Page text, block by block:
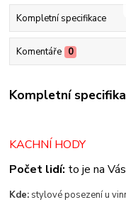
Kompletní specifikace
Komentáře 0
Kompletní
KACHNÍ HODY
Počet lidí: to je na Vás
Kde: stylové posezení u